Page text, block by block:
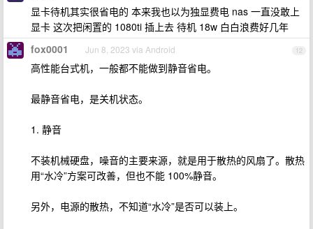
显卡待机其实很省电的 本来我也以为独显费电 nas 一直没敢上
显卡 这次把闲置的 1080ti 插上去 待机 18w 白白浪费好几年
12
fox0001 Jun 8, 2023 via Android
高性能台式机，一般都不能做到静音省电。
最静音省电，是关机状态。
1. 静音
不装机械硬盘，噪音的主要来源，就是用于散热的风扇了。散热
用“水冷”方案可改善，但也不能 100%静音。
另外，电源的散热，不知道“水冷”是否可以装上。